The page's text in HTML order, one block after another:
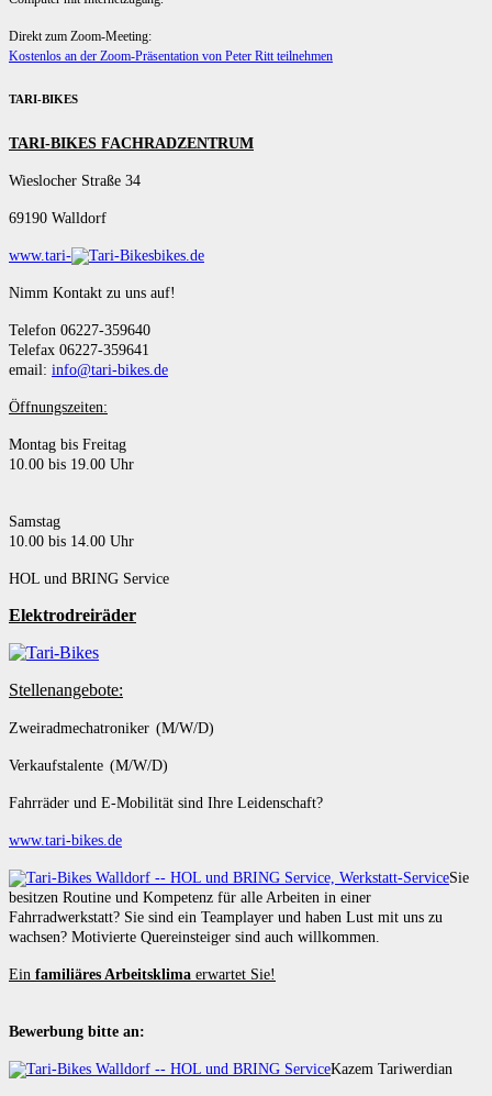
Direkt zum Zoom-Meeting:
Kostenlos an der Zoom-Präsentation von Peter Ritt teilnehmen
TARI-BIKES
TARI-BIKES FACHRADZENTRUM
Wieslocher Straße 34
69190 Walldorf
www.tari- bikes.de
Nimm Kontakt zu uns auf!
Telefon 06227-359640
Telefax 06227-359641
email: info@tari-bikes.de
Öffnungszeiten:
Montag bis Freitag
10.00 bis 19.00 Uhr
Samstag
10.00 bis 14.00 Uhr
HOL und BRING Service
Elektrodreiräder
Stellenangebote:
Zweiradmechatroniker (M/W/D)
Verkaufstalente (M/W/D)
Fahrräder und E-Mobilität sind Ihre Leidenschaft?
www.tari-bikes.de
Sie
besitzen Routine und Kompetenz für alle Arbeiten in einer
Fahrradwerkstatt? Sie sind ein Teamplayer und haben Lust mit uns zu
wachsen? Motivierte Quereinsteiger sind auch willkommen.
Ein familiäres Arbeitsklima erwartet Sie!
Bewerbung bitte an:
Kazem Tariwerdian